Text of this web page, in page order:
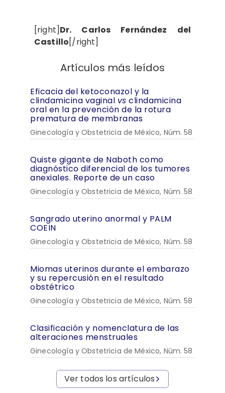
[right]Dr. Carlos Fernández del
Castillo[/right]
Artículos más leídos
Eficacia del ketoconazol y la
clindamicina vaginal vs clindamicina
oral en la prevención de la rotura
prematura de membranas
Ginecología y Obstetricia de México, Núm. 58
Quiste gigante de Naboth como
diagnóstico diferencial de los tumores
anexiales. Reporte de un caso
Ginecología y Obstetricia de México, Núm. 58
Sangrado uterino anormal y PALM
COEIN
Ginecología y Obstetricia de México, Núm. 58
Miomas uterinos durante el embarazo
y su repercusión en el resultado
obstétrico
Ginecología y Obstetricia de México, Núm. 58
Clasificación y nomenclatura de las
alteraciones menstruales
Ginecología y Obstetricia de México, Núm. 58
Ver todos los artículos